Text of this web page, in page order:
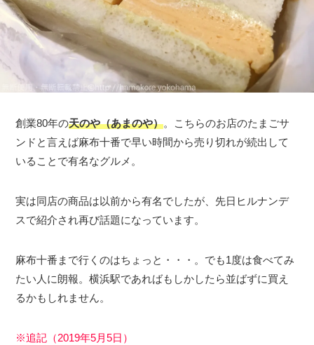
創業80年の天のや（あまのや）。こちらのお店のたまごサ
ンドと言えば麻布十番で早い時間から売り切れが続出して
いることで有名なグルメ。
実は同店の商品は以前から有名でしたが、先日ヒルナンデ
スで紹介され再び話題になっています。
麻布十番まで行くのはちょっと・・・。でも1度は食べてみ
たい人に朗報。横浜駅であればもしかしたら並ばずに買え
るかもしれません。
※追記（2019年5月5日）